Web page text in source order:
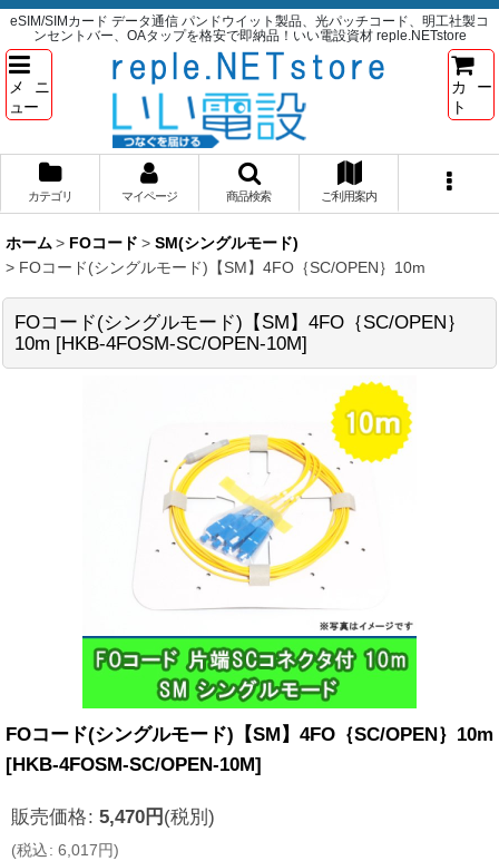
eSIM/SIMカード データ通信 パンドウイット製品、光パッチコード、明工社製コ
ンセントバー、OAタップを格安で即納品！いい電設資材 reple.NETstore
メニ
ュー
カー
ト
カテゴリ マイページ 商品検索 ご利用案内
ホーム > FOコード > SM(シングルモード)
> FOコード(シングルモード)【SM】4FO｛SC/OPEN｝10m
FOコード(シングルモード)【SM】4FO｛SC/OPEN｝
10m [HKB-4FOSM-SC/OPEN-10M]
FOコード(シングルモード)【SM】4FO｛SC/OPEN｝10m
[HKB-4FOSM-SC/OPEN-10M]
販売価格: 5,470円(税別)
(税込: 6,017円)